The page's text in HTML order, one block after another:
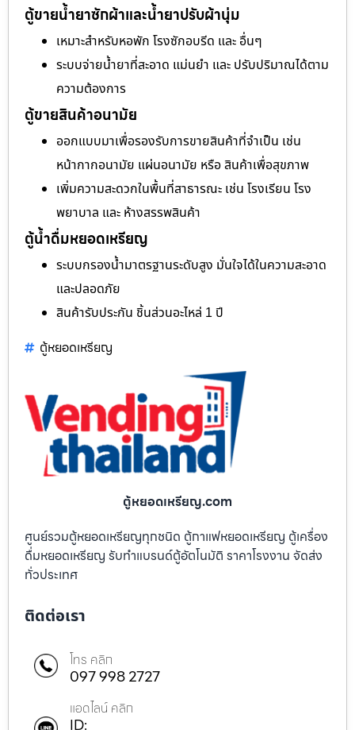
ตู้ขายน้ำยาซักผ้าและน้ำยาปรับผ้านุ่ม
เหมาะสำหรับหอพัก โรงซักอบรีด และ อื่นๆ
ระบบจ่ายน้ำยาที่สะอาด แม่นยำ และ ปรับปริมาณได้ตาม
ความต้องการ
ตู้ขายสินค้าอนามัย
ออกแบบมาเพื่อรองรับการขายสินค้าที่จำเป็น เช่น
หน้ากากอนามัย แผ่นอนามัย หรือ สินค้าเพื่อสุขภาพ
เพิ่มความสะดวกในพื้นที่สาธารณะ เช่น โรงเรียน โรง
พยาบาล และ ห้างสรรพสินค้า
ตู้น้ำดื่มหยอดเหรียญ
ระบบกรองน้ำมาตรฐานระดับสูง มั่นใจได้ในความสะอาด
และปลอดภัย
สินค้ารับประกัน ชิ้นส่วนอะไหล่ 1 ปี
ตู้หยอดเหรียญ
ตู้หยอดเหรียญ.com
ศูนย์รวมตู้หยอดเหรียญทุกชนิด ตู้กาแฟหยอดเหรียญ ตู้เครื่อง
ดื่มหยอดเหรียญ รับทำแบรนด์ตู้อัตโนมัติ ราคาโรงงาน จัดส่ง
ทั่วประเทศ
ติดต่อเรา
โทร คลิก
097 998 2727
แอดไลน์ คลิก
ID: